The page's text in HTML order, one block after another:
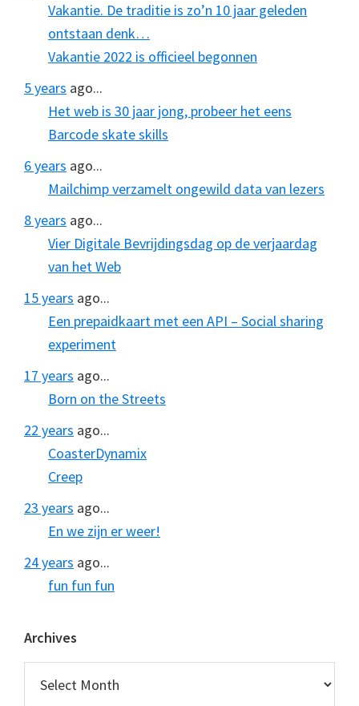
Vakantie. De traditie is zo’n 10 jaar geleden
ontstaan denk…
Vakantie 2022 is officieel begonnen
5 years ago...
Het web is 30 jaar jong, probeer het eens
Barcode skate skills
6 years ago...
Mailchimp verzamelt ongewild data van lezers
8 years ago...
Vier Digitale Bevrijdingsdag op de verjaardag
van het Web
15 years ago...
Een prepaidkaart met een API – Social sharing
experiment
17 years ago...
Born on the Streets
22 years ago...
CoasterDynamix
Creep
23 years ago...
En we zijn er weer!
24 years ago...
fun fun fun
Archives